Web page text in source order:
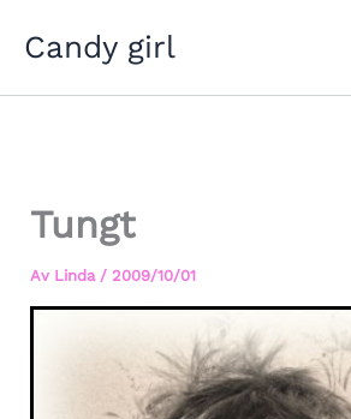
Candy girl
Tungt
Av Linda / 2009/10/01